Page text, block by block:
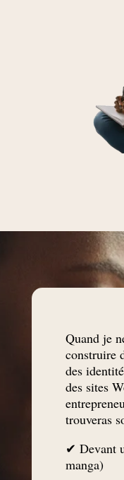
Quand je
construire
des
des sites
trouveras
✔ Devant
manga)